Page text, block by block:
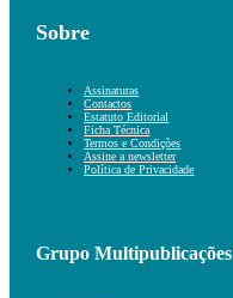
Sobre
Assinaturas
Contactos
Estatuto Editorial
Ficha Técnica
Termos e Condições
Assine a newsletter
Política de Privacidade
Grupo Multipublicações